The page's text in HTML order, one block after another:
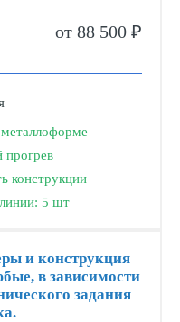
от 88 500 ₽
прогрев
конструкции
5 шт
и конструкция
в зависимости
задания